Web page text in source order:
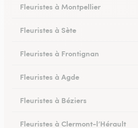
Fleuristes à Montpellier
Fleuristes à Sète
Fleuristes à Frontignan
Fleuristes à Agde
Fleuristes à Béziers
Fleuristes à Clermont-l’Hérault